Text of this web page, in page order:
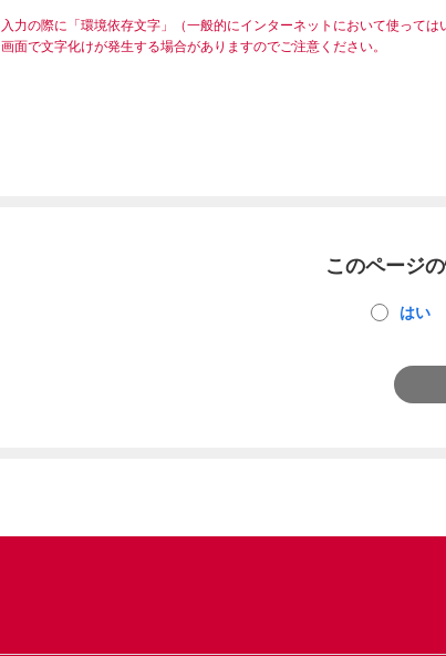
入力の際に「環境依存文字」（一般的にインターネットにおいて使って
画面で文字化けが発生する場合がありますのでご注意ください。
このページ
はい